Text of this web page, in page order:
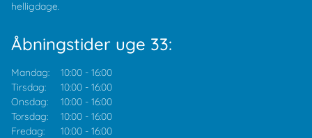
helligdage.
Åbningstider uge 33:
Mandag: 10:00 - 16:00
Tirsdag:
10:00 - 16:00
Onsdag:
10:00 - 16:00
Torsdag:
10:00 - 16:00
Fredag:
10:00 - 16:00